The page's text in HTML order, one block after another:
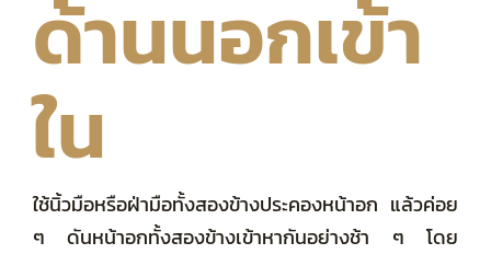
ด้านนอกเข้า
ใน
ใช้นิ้วมือหรือฝ่ามือทั้งสองข้างประคองหน้าอก แล้วค่อย
ๆ ดันหน้าอกทั้งสองข้างเข้าหากันอย่างช้า ๆ โดย